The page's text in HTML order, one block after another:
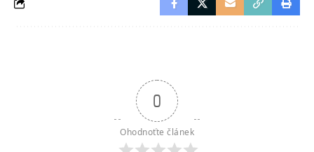
0
Ohodnoťte článek